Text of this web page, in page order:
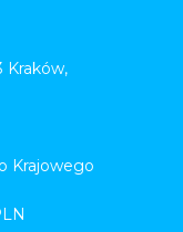
Kraków,
Krajowego